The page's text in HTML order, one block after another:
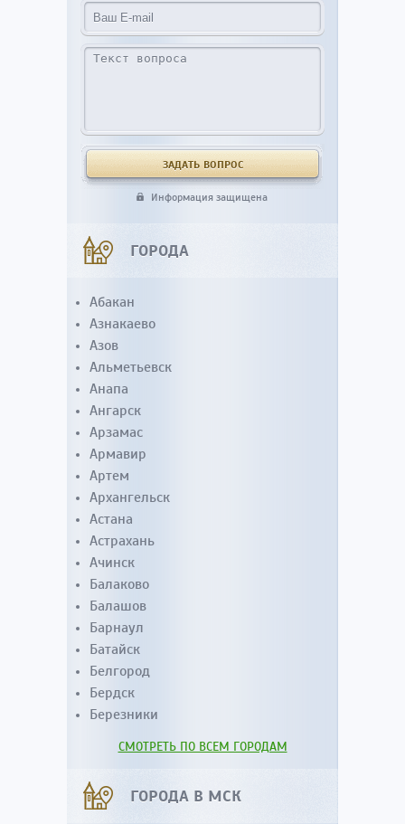
Информация защищена
ГОРОДА
Абакан
Азнакаево
Азов
Альметьевск
Анапа
Ангарск
Арзамас
Армавир
Артем
Архангельск
Астана
Астрахань
Ачинск
Балаково
Балашов
Барнаул
Батайск
Белгород
Бердск
Березники
СМОТРЕТЬ ПО ВСЕМ ГОРОДАМ
ГОРОДА В МСК